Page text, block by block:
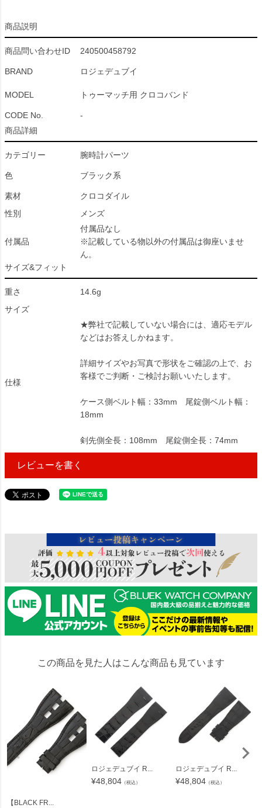
商品説明
商品問い合わせID 240500458792
BRAND ロジェデュブイ
MODEL トゥーマッチ用 クロコバンド
CODE No.
-
商品詳細
カテゴリー 腕時計パーツ
色 ブラック系
素材
クロコダイル
性別
メンズ
付属品
付属品なし
※記載している物以外の付属品は御座いませ
ん。
サイズ&フィット
重さ
14.6g
サイズ
仕様
★弊社で記載していない場合には、適応モデル
などはお答えしかねます。
詳細サイズやお写真で形状をご確認の上で、お
客様でご判断・ご検討お願いいたします。
ケース側ベルト幅：33mm 尾錠側ベルト幅：
18mm
剣先側全長：108mm 尾錠側全長：74mm
レビューを書く
この商品を見た人はこんな商品も見ています
【BLACK FR...
ロジェデュブイ R...
¥48,804 （税込）
ロジェデュブイ R...
¥48,804 （税込）